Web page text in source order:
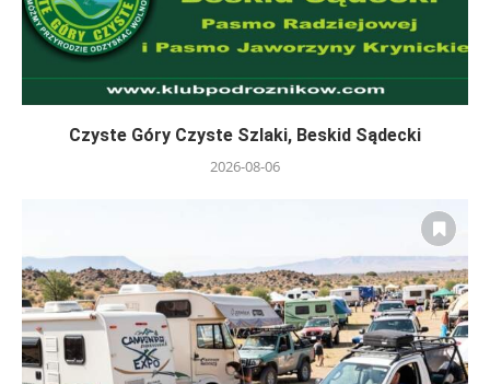
Czyste Góry Czyste Szlaki, Beskid Sądecki
2026-08-06